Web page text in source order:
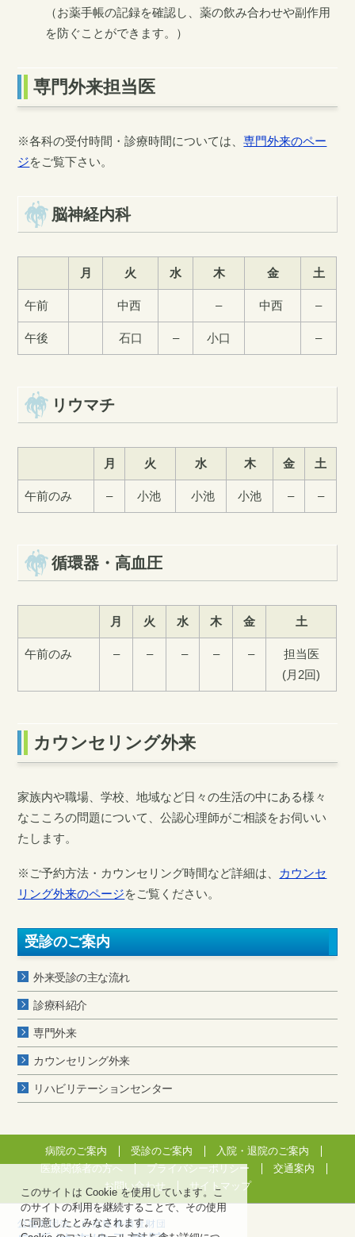
このサイトは Cookie を使用しています。こ
のサイトの利用を継続することで、その使用
に同意したとみなされます。
（お薬手帳の記録を確認し、薬の飲み合わせや副作用
を防ぐことができます。）
専門外来担当医
※各科の受付時間・診療時間については、専門外来のペー
ジをご覧下さい。
脳神経内科
月 火 水 木 金 土
午前 中西 – 中西 –
午後 石口 – 小口 –
リウマチ
月 火 水 木 金 土
午前のみ – 小池 小池 小池 – –
循環器・高血圧
月 火 水 木 金 土
午前のみ – – – – –
担当医
(月2回)
カウンセリング外来
家族内や職場、学校、地域など日々の生活の中にある様々
なこころの問題について、公認心理師がご相談をお伺いい
たします。
※ご予約方法・カウンセリング時間など詳細は、 カウンセ
リング外来のページをご覧ください。
受診のご案内
外来受診の主な流れ
診療科紹介
専門外来
カウンセリング外来
リハビリテーションセンター
病院のご案内 受診のご案内
入院・退院のご案内
医療関係者の方へ
プライバシーポリシー
交通案内
お問い合わせ
サイトマップ